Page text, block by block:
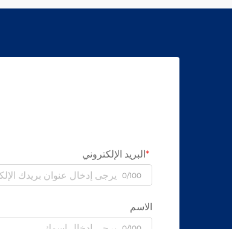
البريد الإلكتروني
0/100
الاسم